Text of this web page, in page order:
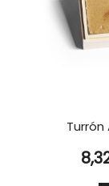
Turrón